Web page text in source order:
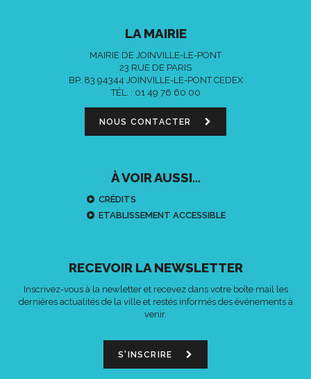
LA MAIRIE
MAIRIE DE JOINVILLE-LE-PONT
23 RUE DE PARIS
BP. 83 94344 JOINVILLE-LE-PONT CEDEX
TÉL. : 01 49 76 60 00
NOUS CONTACTER
À VOIR AUSSI...
CRÉDITS
ETABLISSEMENT ACCESSIBLE
RECEVOIR LA NEWSLETTER
Inscrivez-vous à la newletter et recevez dans votre boîte mail les
dernières actualités de la ville et restés informés des événements à
venir.
S'INSCRIRE